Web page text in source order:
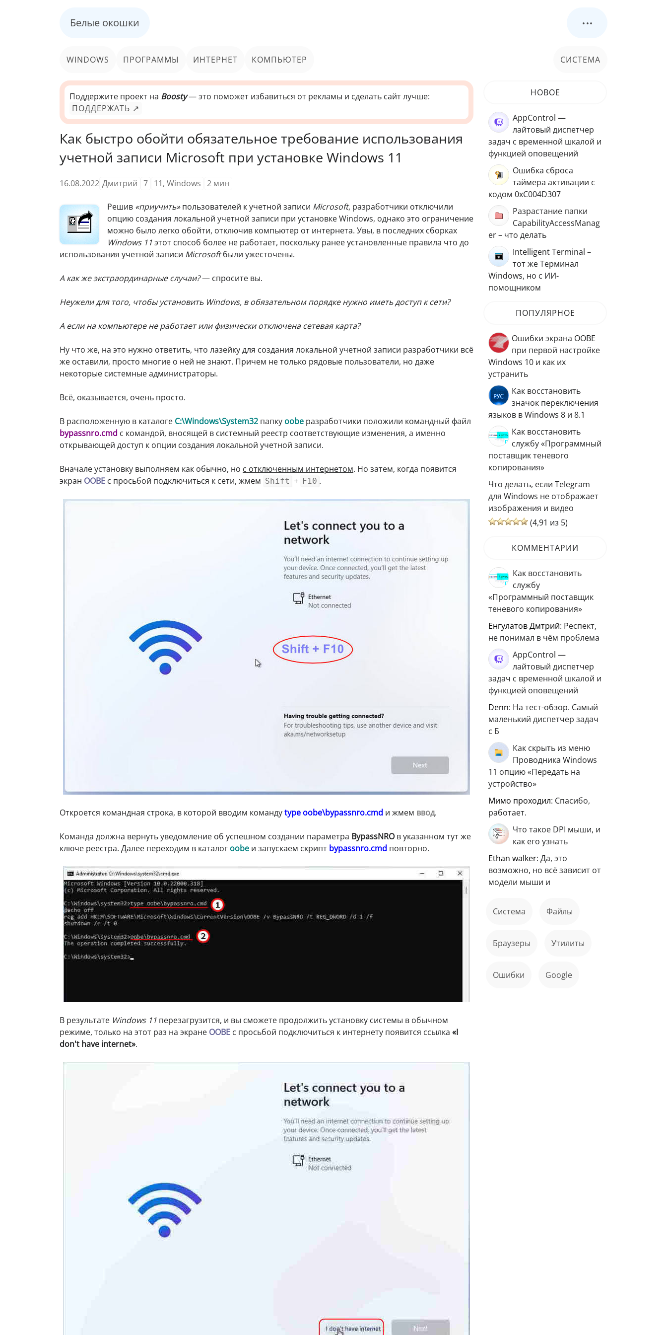
Белые окошки ...
WINDOWS ПРОГРАММЫ ИНТЕРНЕТ КОМПЬЮТЕР СИСТЕМА
Поддержите проект на Boosty— это поможет избавиться от рекламы и сделать сайт лучше:
ПОДДЕРЖАТЬ ↗
Как быстро обойти обязательное требование использования
учетной записи Microsoft при установке Windows 11
16.08.2022 Дмитрий 7 11, Windows 2 мин
Решив «приучить»пользователей к учетной записи Microsoft, разработчики отключили
опцию создания локальной учетной записи при установке Windows, однако это ограничение
можно было легко обойти, отключив компьютер от интернета. Увы, в последних сборках
Windows 11этот способ более не работает, поскольку ранее установленные правила что до
использования учетной записи Microsoftбыли ужесточены.
А как же экстраординарные случаи?— спросите вы.
Неужели для того, чтобы установить Windows, в обязательном порядке нужно иметь доступ к сети?
А если на компьютере не работает или физически отключена сетевая карта?
Ну что же, на это нужно ответить, что лазейку для создания локальной учетной записи разработчики всё
же оставили, просто многие о ней не знают. Причем не только рядовые пользователи, но даже
некоторые системные администраторы.
Всё, оказывается, очень просто.
В расположенную в каталоге C:\Windows\System32 папку oobe разработчики положили командный файл
bypassnro.cmd с командой, вносящей в системный реестр соответствующие изменения, а именно
открывающей доступ к опции создания локальной учетной записи.
Вначале установку выполняем как обычно, но с отключенным интернетом. Но затем, когда появится
экран OOBE с просьбой подключиться к сети, жмем Shift + F10 .
Откроется командная строка, в которой вводим командуtype oobe\bypassnro.cmd и жмем ввод.
Команда должна вернуть уведомление об успешном создании параметра BypassNRO в указанном тут же
ключе реестра. Далее переходим в каталог oobe и запускаем скрипт bypassnro.cmd повторно.
В результате Windows 11 перезагрузится, и вы сможете продолжить установку системы в обычном
режиме, только на этот раз на экране OOBE с просьбой подключиться к интернету появится ссылка «I
don't have internet».
НОВОЕ
AppControl —
лайтовый диспетчер
задач с временной шкалой и
функцией оповещений
Ошибка сброса
таймера активации с
кодом 0xC004D307
Разрастание папки
CapabilityAccessManag
er – что делать
Intelligent Terminal –
тот же Терминал
Windows, но с ИИ-
помощником
ПОПУЛЯРНОЕ
Ошибки экрана OOBE
при первой настройке
Windows 10 и как их
устранить
Как восстановить
значок переключения
языков в Windows 8 и 8.1
Как восстановить
службу «Программный
поставщик теневого
копирования»
Что делать, если Telegram
для Windows не отображает
изображения и видео
(4,91 из 5)
КОММЕНТАРИИ
Как восстановить
службу
«Программный поставщик
теневого копирования»
Енгулатов Дмтрий: Респект,
не понимал в чём проблема
AppControl —
лайтовый диспетчер
задач с временной шкалой и
функцией оповещений
Denn: На тест-обзор. Самый
маленький диспетчер задач
с Б
Как скрыть из меню
Проводника Windows
11 опцию «Передать на
устройство»
мимо проходил: Спасибо,
работает.
Что такое DPI мыши, и
как его узнать
ethan walker: Да, это
возможно, но всё зависит от
модели мыши и
Система файлы
Браузеры Утилиты
ошибки Google